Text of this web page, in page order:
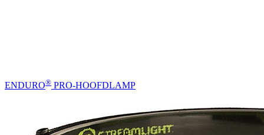
ENDURO® PRO-HOOFDLAMP